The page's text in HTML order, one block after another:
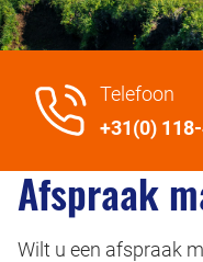
Telefoon
+31(0)
Afspraak
Wilt u een afspraak